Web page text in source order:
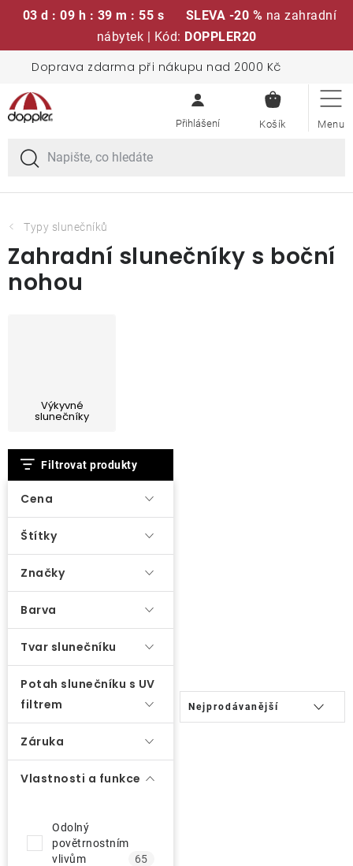
03 d : 09 h : 39 m : 55 s SLEVA -20 % na zahradní
nábytek | Kód: DOPPLER20
obsah
Doprava zdarma při nákupu nad 2000 Kč
KOŠÍK
Sedací soupravy
Slunečníky
Křesla a židle
Stoly
Doplňky
Gastro produkty
Kolekce
Klub výhod
O nás
Kontakty
Typy slunečníků
Zahradní slunečníky s boční
nohou
Výkyvné
slunečníky
Filtrovat produkty
Cena
Štítky
Značky
Barva
Tvar slunečníku
Potah slunečníku s UV
filtrem
Záruka
Vlastnosti a funkce
Odolný
povětrnostním
vlivům
65
V
ý
i
s
r
d
ů
Ř
a
Nejprodávanější